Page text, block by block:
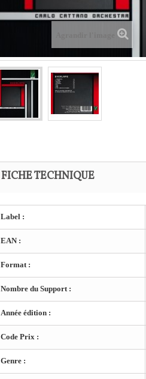
FICHE TECHNIQUE
Label :
EAN :
Format :
Nombre du Support :
Année édition :
Code Prix :
Genre :